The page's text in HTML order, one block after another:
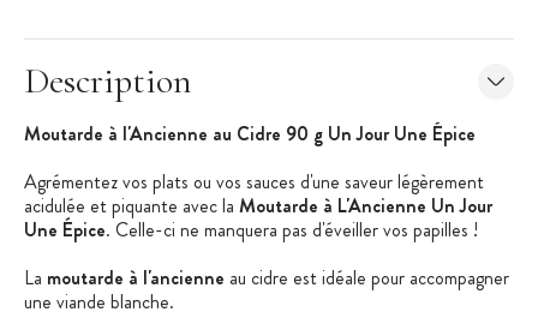
Description
Moutarde à l'Ancienne au Cidre 90 g Un Jour Une Épice
Agrémentez vos plats ou vos sauces d'une saveur légèrement
acidulée et piquante avec la Moutarde à L'Ancienne Un Jour
Une Épice. Celle-ci ne manquera pas d'éveiller vos papilles !
La moutarde à l'ancienne au cidre est idéale pour accompagner
une viande blanche.